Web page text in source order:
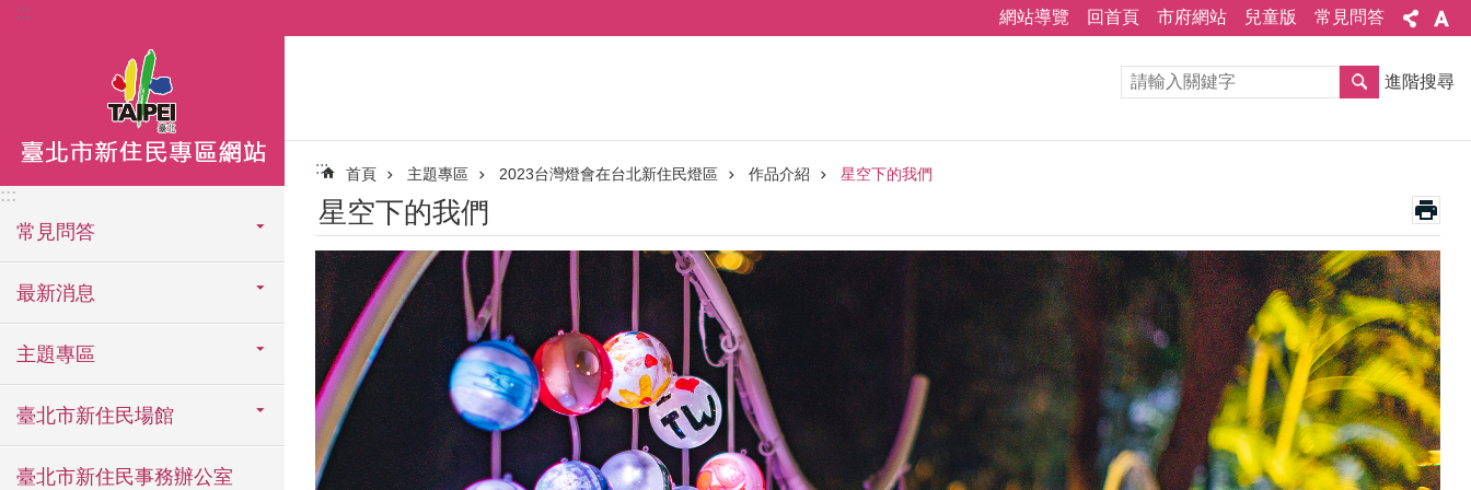
跳到主要內容區塊
::: 網站導覽 回首頁 市府網站 兒童版 常見問答
:::
常見問答
最新消息
主題專區
臺北市新住民場館
臺北市新住民事務辦公室
進階搜尋
::: 首頁 主題專區 2023台灣燈會在台北新住民燈區 作品介紹 星空下的我們
星空下的我們